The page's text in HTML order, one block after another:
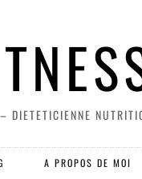
DIETETICIENNE
A PROPOS DE MOI